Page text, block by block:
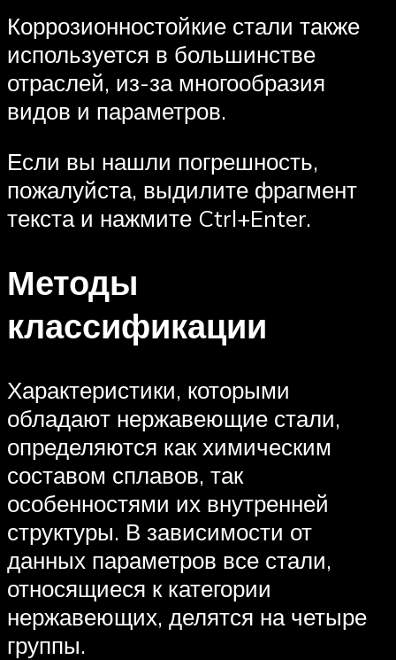
Коррозионностойкие стали также
используется в большинстве
отраслей, из-за многообразия
видов и параметров.
Если вы нашли погрешность,
пожалуйста, выдилите фрагмент
текста и нажмите Ctrl+Enter.
Методы
классификации
Характеристики, которыми
обладают нержавеющие стали,
определяются как химическим
составом сплавов, так
особенностями их внутренней
структуры. В зависимости от
данных параметров все стали,
относящиеся к категории
нержавеющих, делятся на четыре
группы.